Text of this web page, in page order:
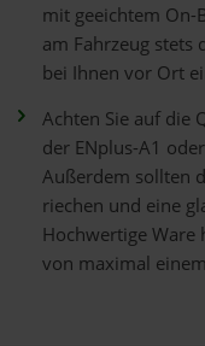
mit geeichtem On-
am Fahrzeug
bei Ihnen vor Ort
Achten Sie auf die
der ENplus-A1
Außerdem sollten
riechen und eine
Hochwertige Ware
von maximal